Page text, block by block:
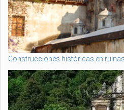
Construcciones históricas en